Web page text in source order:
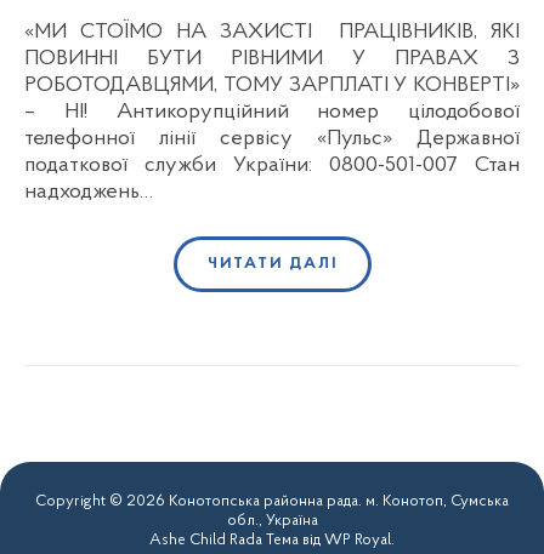
«МИ СТОЇМО НА ЗАХИСТІ ПРАЦІВНИКІВ, ЯКІ
ПОВИННІ БУТИ РІВНИМИ У ПРАВАХ З
РОБОТОДАВЦЯМИ, ТОМУ ЗАРПЛАТІ У КОНВЕРТІ»
– НІ! Антикорупційний номер цілодобової
телефонної лінії сервісу «Пульс» Державної
податкової служби України: 0800-501-007 Стан
надходжень…
ЧИТАТИ ДАЛІ
Copyright © 2026 Конотопська районна рада. м. Конотоп, Сумська
обл., Україна
Ashe Child Rada Тема від WP Royal.